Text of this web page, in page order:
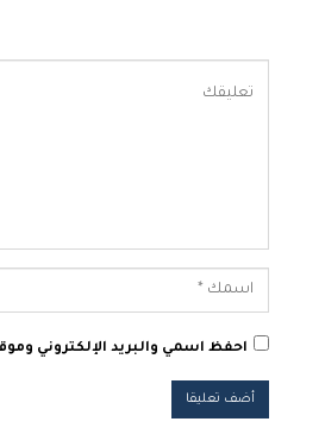
احفظ اسمي والبريد الإلكتروني